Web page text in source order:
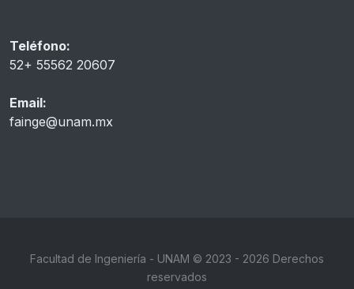
Teléfono:
52+ 55562 20607
Email:
fainge@unam.mx
Facultad de Ingeniería - UNAM © 2023 - 2026 Derechos
reservados